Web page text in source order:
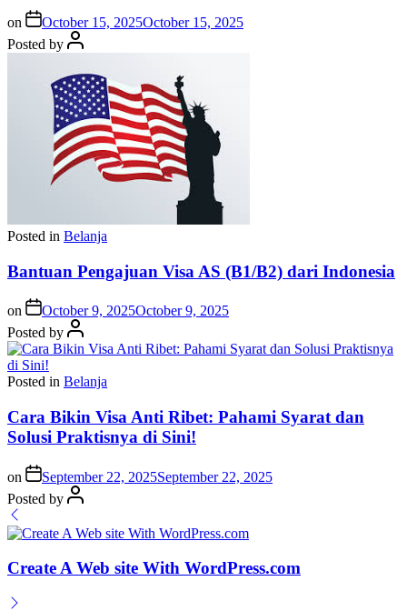
on October 15, 2025October 15, 2025
Posted by
Posted in Belanja
Bantuan Pengajuan Visa AS (B1/B2) dari Indonesia
on October 9, 2025October 9, 2025
Posted by
Posted in Belanja
Cara Bikin Visa Anti Ribet: Pahami Syarat dan
Solusi Praktisnya di Sini!
on September 22, 2025September 22, 2025
Posted by
Create A Web site With WordPress.com